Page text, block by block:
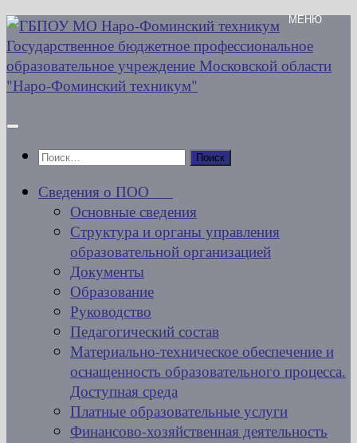
Перейти
к
содержимому
Найти:
Сведения о ПОО
Основные сведения
Структура и органы управления
образовательной организацией
Документы
Образование
Руководство
Педагогический состав
Материально-техническое обеспечение и
оснащенность образовательного процесса.
Доступная среда
Платные образовательные услуги
Финансово-хозяйственная деятельность